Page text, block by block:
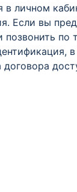
личном
Если вы
по